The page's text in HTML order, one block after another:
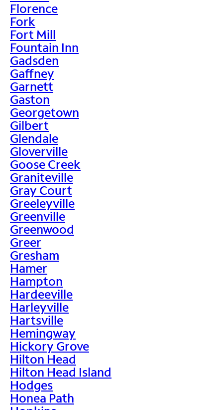
Florence
Fork
Fort Mill
Fountain Inn
Gadsden
Gaffney
Garnett
Gaston
Georgetown
Gilbert
Glendale
Gloverville
Goose Creek
Graniteville
Gray Court
Greeleyville
Greenville
Greenwood
Greer
Gresham
Hamer
Hampton
Hardeeville
Harleyville
Hartsville
Hemingway
Hickory Grove
Hilton Head
Hilton Head Island
Hodges
Honea Path